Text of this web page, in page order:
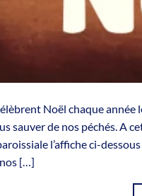
Noël chaque année
sauver de nos péchés. A
l’affiche ci-
[…]